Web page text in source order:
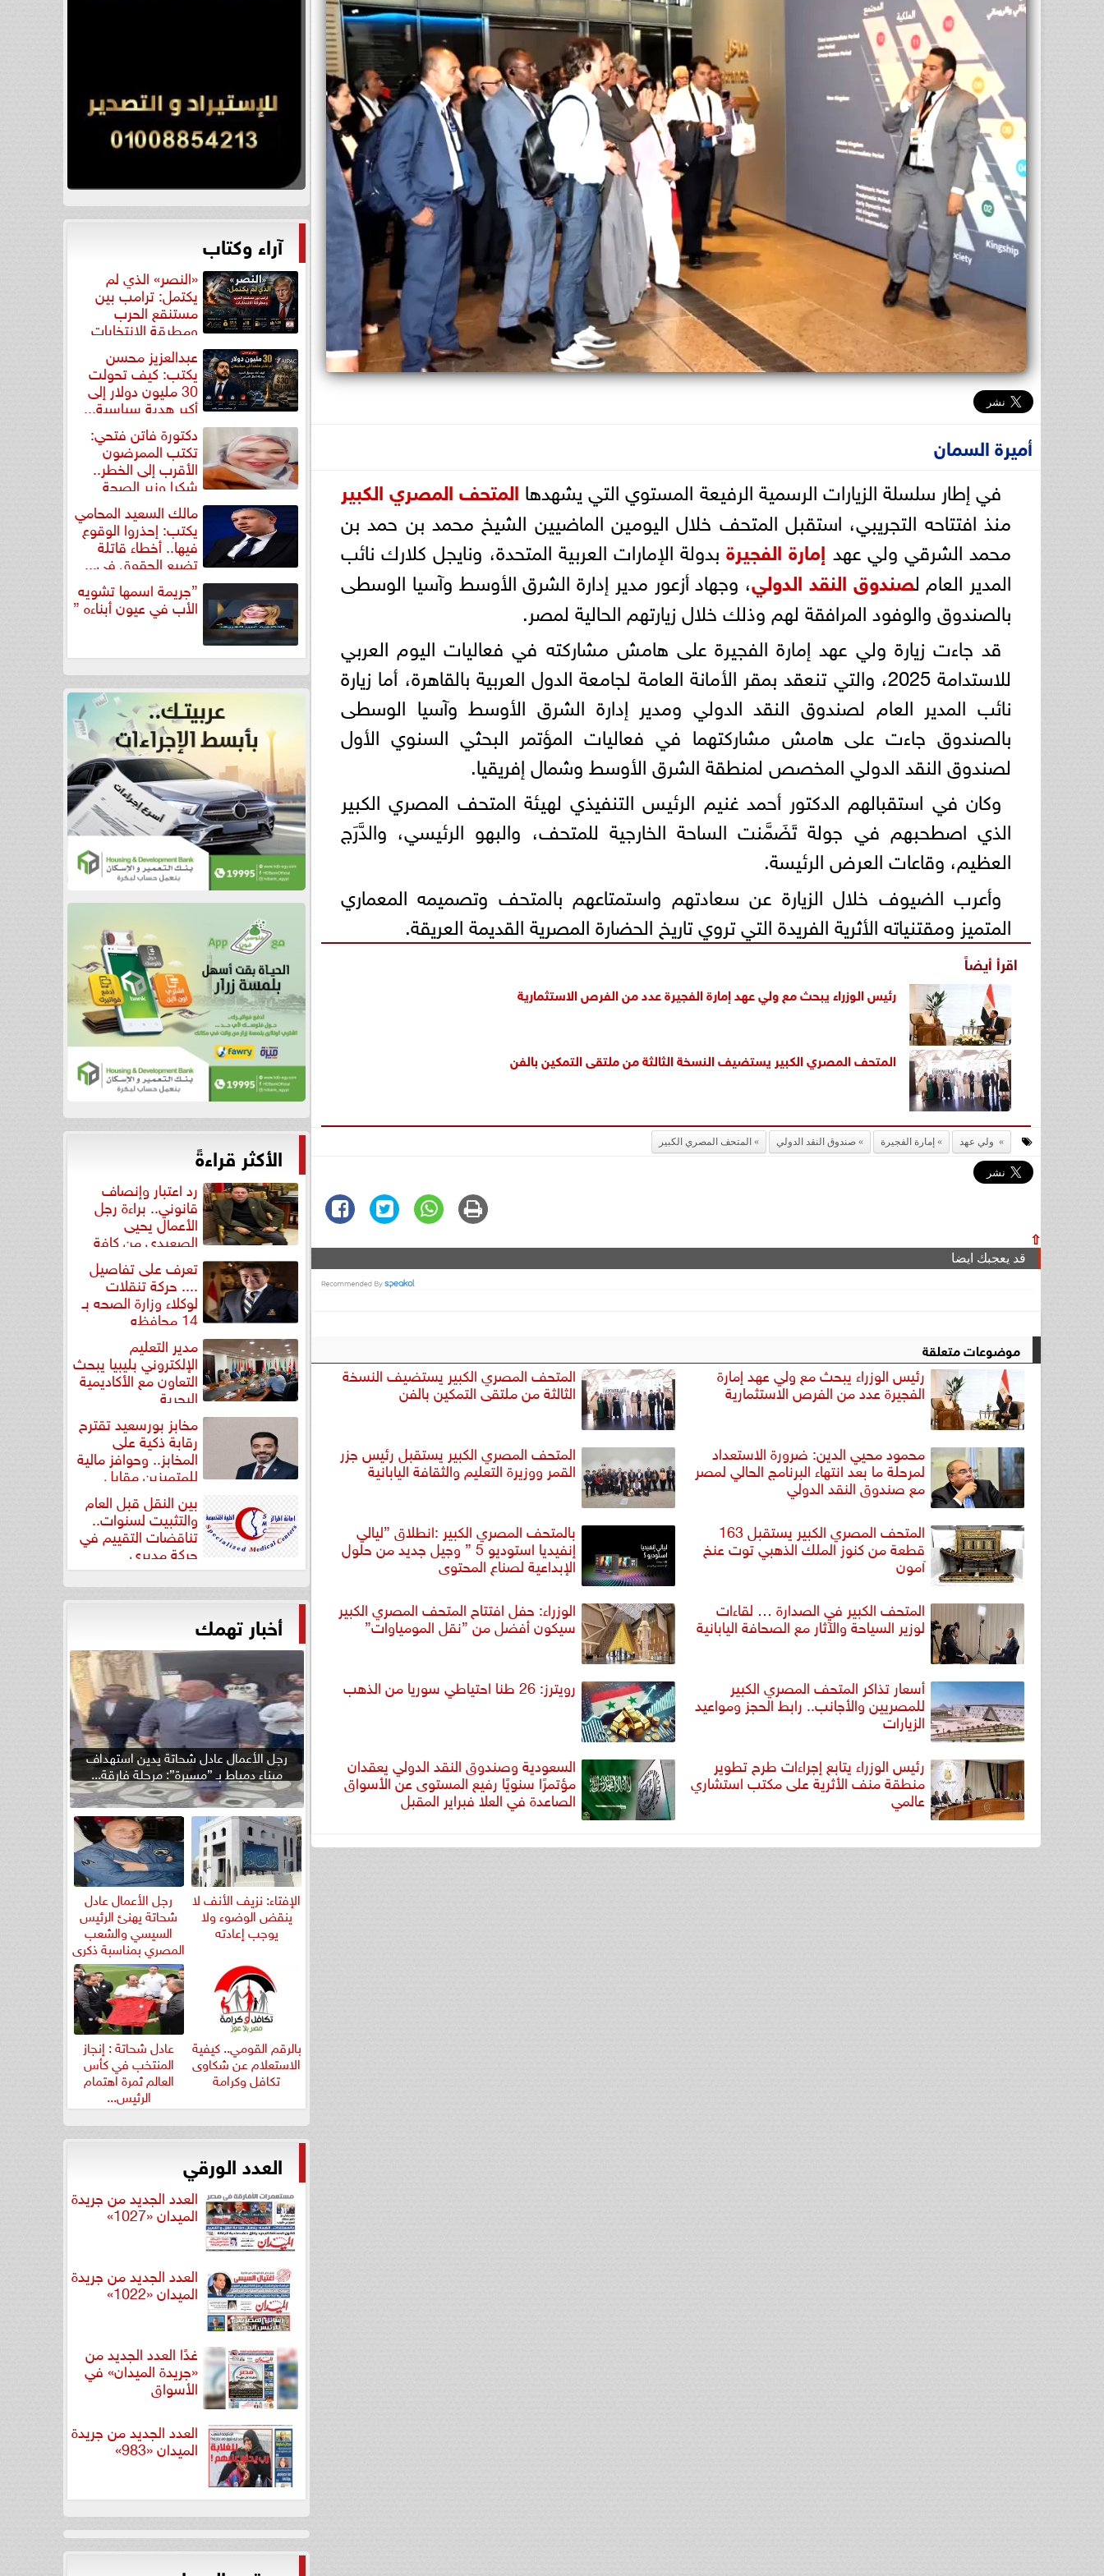
أميرة السمان
في إطار سلسلة الزيارات الرسمية الرفيعة المستوي التي يشهدها المتحف المصري الكبير
منذ افتتاحه التجريبي، استقبل المتحف خلال اليومين الماضيين الشيخ محمد بن حمد بن
محمد الشرقي ولي عهد إمارة الفجيرةبدولة الإمارات العربية المتحدة، ونايجل كلارك نائب
المدير العام لصندوق النقد الدولي، وجهاد أزعور مدير إدارة الشرق الأوسط وآسيا الوسطى
بالصندوق والوفود المرافقة لهم وذلك خلال زيارتهم الحالية لمصر.
قد جاءت زيارة ولي عهد إمارة الفجيرة على هامش مشاركته في فعاليات اليوم العربي
للاستدامة 2025، والتي تنعقد بمقر الأمانة العامة لجامعة الدول العربية بالقاهرة، أما زيارة
نائب المدير العام لصندوق النقد الدولي ومدير إدارة الشرق الأوسط وآسيا الوسطى
بالصندوق جاءت على هامش مشاركتهما في فعاليات المؤتمر البحثي السنوي الأول
لصندوق النقد الدولي المخصص لمنطقة الشرق الأوسط وشمال إفريقيا.
وكان في استقبالهم الدكتور أحمد غنيم الرئيس التنفيذي لهيئة المتحف المصري الكبير
الذي اصطحبهم في جولة تَضَمَّنت الساحة الخارجية للمتحف، والبهو الرئيسي، والدَّرَج
العظيم، وقاعات العرض الرئيسة.
وأعرب الضيوف خلال الزيارة عن سعادتهم واستمتاعهم بالمتحف وتصميمه المعماري
المتميز ومقتنياته الأثرية الفريدة التي تروي تاريخ الحضارة المصرية القديمة العريقة.
اقرأ أيضاً
رئيس الوزراء يبحث مع ولي عهد إمارة الفجيرة عدد من الفرص الاستثمارية
المتحف المصري الكبير يستضيف النسخة الثالثة من ملتقى التمكين بالفن
ولي عهد إمارة الفجيرة صندوق النقد الدولي المتحف المصري الكبير
⇧
قد يعجبك ايضا
موضوعات متعلقة
رئيس الوزراء يبحث مع ولي عهد إمارة
الفجيرة عدد من الفرص الاستثمارية
المتحف المصري الكبير يستضيف النسخة
الثالثة من ملتقى التمكين بالفن
محمود محيي الدين: ضرورة الاستعداد
لمرحلة ما بعد انتهاء البرنامج الحالي لمصر
مع صندوق النقد الدولي
المتحف المصري الكبير يستقبل رئيس جزر
القمر ووزيرة التعليم والثقافة اليابانية
المتحف المصري الكبير يستقبل 163
قطعة من كنوز الملك الذهبي توت عنخ
آمون
بالمتحف المصري الكبير :انطلاق ”ليالي
إنفيديا استوديو 5 ” وجيل جديد من حلول
الإبداعية لصناع المحتوى
المتحف الكبير في الصدارة … لقاءات
لوزير السياحة والآثار مع الصحافة اليابانية
الوزراء: حفل افتتاح المتحف المصري الكبير
سيكون أفضل من ”نقل المومياوات”
أسعار تذاكر المتحف المصري الكبير
للمصريين والأجانب.. رابط الحجز ومواعيد
الزيارات
رويترز: 26 طنا احتياطي سوريا من الذهب
رئيس الوزراء يتابع إجراءات طرح تطوير
منطقة منف الأثرية على مكتب استشاري
عالمي
السعودية وصندوق النقد الدولي يعقدان
مؤتمرًا سنويًا رفيع المستوى عن الأسواق
الصاعدة في العلا فبراير المقبل
آراء وكتاب
«النصر» الذي لم
يكتمل: ترامب بين
مستنقع الحرب
ومطرقة الانتخابات
عبدالعزيز محسن
يكتب: كيف تحولت
30 مليون دولار إلى
أكبر هدية سياسية...
دكتورة فاتن فتحي:
تكتب الممرضون
الأقرب إلى الخطر..
شكرا وزير الصحة
لتكريم... مالك السعيد المحامي
يكتب: إحذروا الوقوع
فيها.. أخطاء قاتلة
تضيع الحقوق في...
”جريمة اسمها تشويه
الأب في عيون أبناءه ”
الأكثر قراءةً
رد اعتبار وإنصاف
قانوني.. براءة رجل
الأعمال يحيى
الصعيدي من كافة
التهم... تعرف على تفاصيل
.... حركة تنقلات
لوكلاء وزارة الصحه بـ
14 محافظه
مدير التعليم
الإلكتروني بليبيا يبحث
التعاون مع الأكاديمية
البحرية
مخابز بورسعيد تقترح
رقابة ذكية على
المخابز.. وحوافز مالية
للمتميزين مقابل
بين النقل قبل العام
والتثبيت لسنوات..
تناقضات التقييم في
حركة مديري
”مستشفيات...
أخبار تهمك
رجل الأعمال عادل شحاتة يدين استهداف
ميناء دمياط بـ ”مسيرة”: مرحلة فارقة...
الإفتاء: نزيف الأنف لا
ينقض الوضوء ولا
يوجب إعادته
رجل الأعمال عادل
شحاتة يهنئ الرئيس
السيسي والشعب
المصري بمناسبة ذكرى
ثورة...
بالرقم القومي.. كيفية
الاستعلام عن شكاوى
تكافل وكرامة
عادل شحاتة : إنجاز
المنتخب في كأس
العالم ثمرة اهتمام
الرئيس...
العدد الورقي
العدد الجديد من جريدة
الميدان «1027»
العدد الجديد من جريدة
الميدان «1022»
غدًا العدد الجديد من
«جريدة الميدان» في
الأسواق
العدد الجديد من جريدة
الميدان «983»